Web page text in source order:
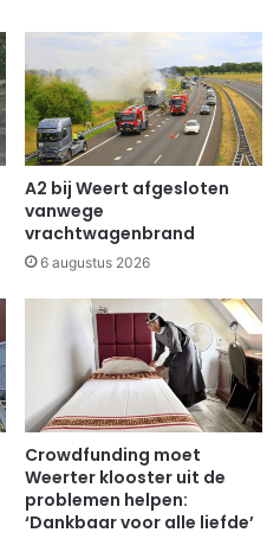
A2 bij Weert afgesloten
vanwege
vrachtwagenbrand
6 augustus 2026
Crowdfunding moet
Weerter klooster uit de
problemen helpen:
‘Dankbaar voor alle liefde’